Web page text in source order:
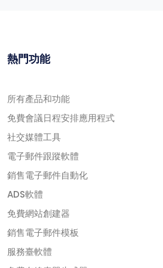
熱門功能
所有產品和功能
免費會議日程安排應用程式
社交媒體工具
電子郵件跟蹤軟體
銷售電子郵件自動化
ADS軟體
免費網站創建器
銷售電子郵件模板
服務臺軟體